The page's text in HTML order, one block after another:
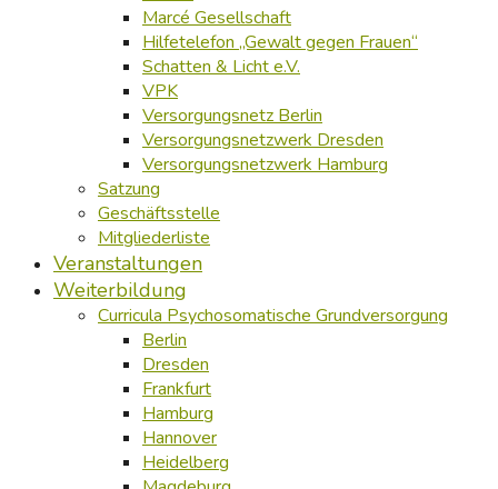
Marcé Gesellschaft
Hilfetelefon „Gewalt gegen Frauen“
Schatten & Licht e.V.
VPK
Versorgungsnetz Berlin
Versorgungsnetzwerk Dresden
Versorgungsnetzwerk Hamburg
Satzung
Geschäftsstelle
Mitgliederliste
Veranstaltungen
Weiterbildung
Curricula Psychosomatische Grundversorgung
Berlin
Dresden
Frankfurt
Hamburg
Hannover
Heidelberg